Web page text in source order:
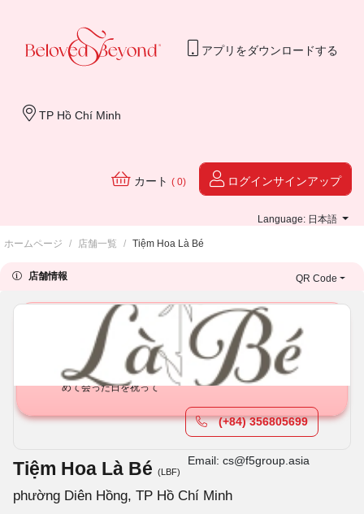
アプリをダウンロードする
TP Hồ Chí Minh
カート ( 0) ログインサインアップ
Language: 日本語
Quà tặng sinh nhật mẹ Tìm quà
お誕生日 グランドオープン お悔やみ 結婚記念日
めて会った日を祝って
(+84) 356805699
Email: cs@f5group.asia
ホームページ / 店舗一覧 / Tiệm Hoa Là Bé
店舗情報 QR Code
Tiệm Hoa Là Bé (LBF)
phường Diên Hồng, TP Hồ Chí Minh